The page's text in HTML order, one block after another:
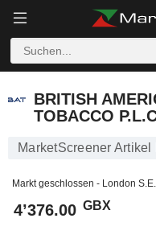
BRITISH
TOBACCO
MarketScreener
Markt geschlossen - London S.E.
4’376.00 GBX